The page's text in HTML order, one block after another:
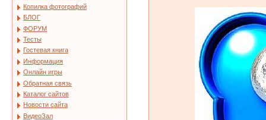
Копилка фотографий
БЛОГ
ФОРУМ
Тесты
Гостевая книга
Информация
Онлайн игры
Обратная связь
Каталог сайтов
Новости сайта
ВидеоЗал